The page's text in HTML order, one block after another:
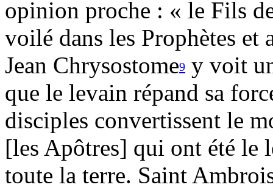
opinion proche : « le Fils
voilé dans les Prophètes
Jean Chrysostome9 y voit
que le levain répand sa
disciples convertissent le
[les Apôtres] qui ont été le
toute la terre. Saint